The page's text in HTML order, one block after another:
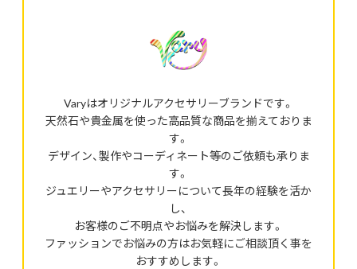
Varyはオリジナルアクセサリーブランドです。
天然石や貴金属を使った高品質な商品を揃えておりま
す。
デザイン、製作やコーディネート等のご依頼も承りま
す。
ジュエリーやアクセサリーについて長年の経験を活か
し、
お客様のご不明点やお悩みを解決します。
ファッションでお悩みの方はお気軽にご相談頂く事を
おすすめします。